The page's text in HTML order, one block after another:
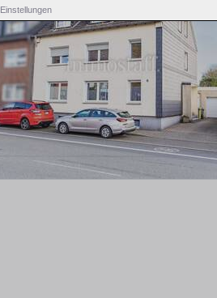
Einstellungen